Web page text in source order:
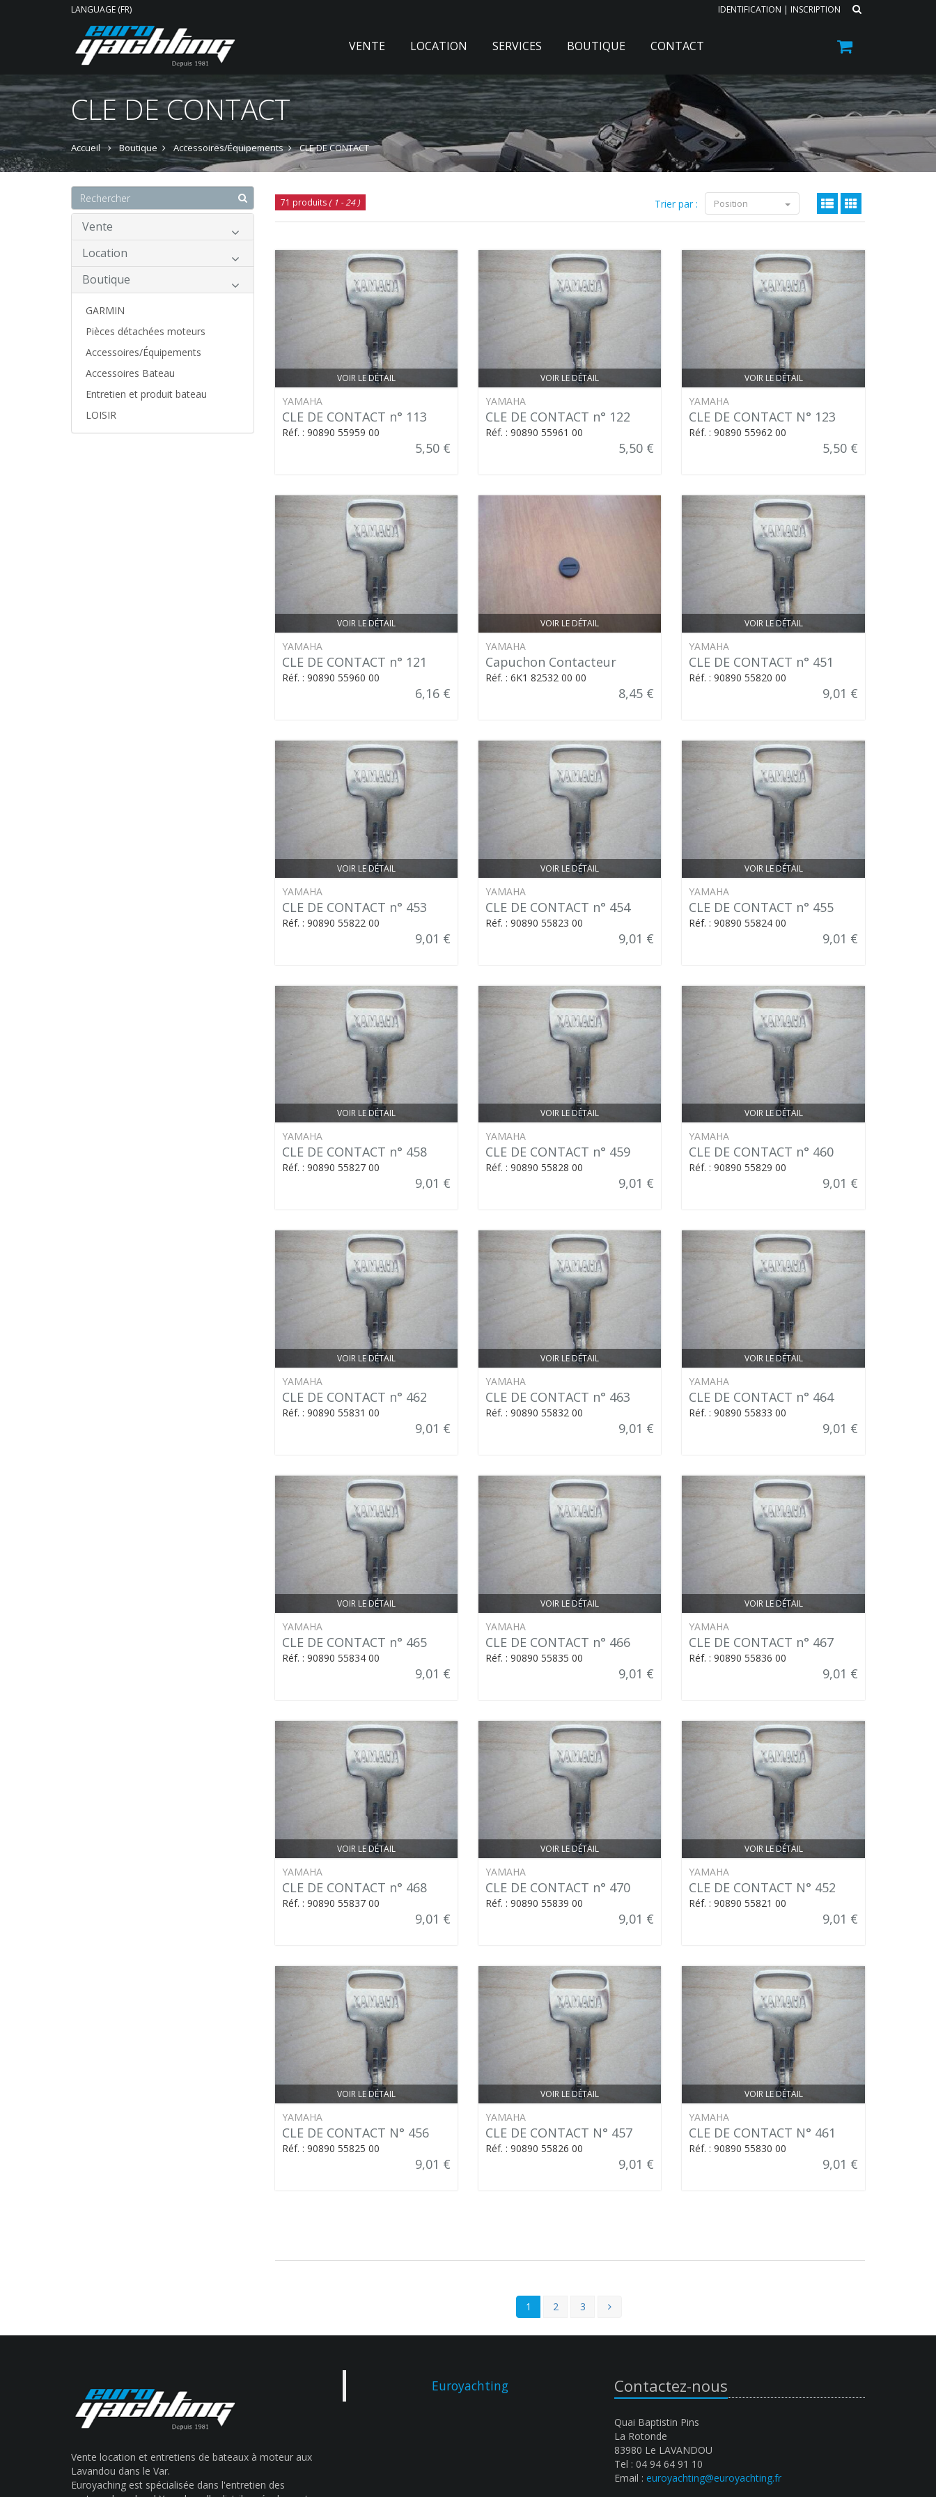
LANGUAGE (FR) IDENTIFICATION | INSCRIPTION
VENTE LOCATION SERVICES BOUTIQUE CONTACT
CLE DE CONTACT
Accueil Boutique Accessoires/Équipements CLE DE CONTACT
Vente
Location
Boutique
GARMIN
Pièces détachées moteurs
Accessoires/Équipements
Accessoires Bateau
Entretien et produit bateau
LOISIR
71 produits ( 1 - 24 ) Trier par : Position
VOIR LE DÉTAIL
YAMAHA
CLE DE CONTACT n° 113
Réf. : 90890 55959 00
5,50 €
VOIR LE DÉTAIL
YAMAHA
CLE DE CONTACT n° 122
Réf. : 90890 55961 00
5,50 €
VOIR LE DÉTAIL
YAMAHA
CLE DE CONTACT N° 123
Réf. : 90890 55962 00
5,50 €
VOIR LE DÉTAIL
YAMAHA
CLE DE CONTACT n° 121
Réf. : 90890 55960 00
6,16 €
VOIR LE DÉTAIL
YAMAHA
Capuchon Contacteur
Réf. : 6K1 82532 00 00
8,45 €
VOIR LE DÉTAIL
YAMAHA
CLE DE CONTACT n° 451
Réf. : 90890 55820 00
9,01 €
VOIR LE DÉTAIL
YAMAHA
CLE DE CONTACT n° 453
Réf. : 90890 55822 00
9,01 €
VOIR LE DÉTAIL
YAMAHA
CLE DE CONTACT n° 454
Réf. : 90890 55823 00
9,01 €
VOIR LE DÉTAIL
YAMAHA
CLE DE CONTACT n° 455
Réf. : 90890 55824 00
9,01 €
VOIR LE DÉTAIL
YAMAHA
CLE DE CONTACT n° 458
Réf. : 90890 55827 00
9,01 €
VOIR LE DÉTAIL
YAMAHA
CLE DE CONTACT n° 459
Réf. : 90890 55828 00
9,01 €
VOIR LE DÉTAIL
YAMAHA
CLE DE CONTACT n° 460
Réf. : 90890 55829 00
9,01 €
VOIR LE DÉTAIL
YAMAHA
CLE DE CONTACT n° 462
Réf. : 90890 55831 00
9,01 €
VOIR LE DÉTAIL
YAMAHA
CLE DE CONTACT n° 463
Réf. : 90890 55832 00
9,01 €
VOIR LE DÉTAIL
YAMAHA
CLE DE CONTACT n° 464
Réf. : 90890 55833 00
9,01 €
VOIR LE DÉTAIL
YAMAHA
CLE DE CONTACT n° 465
Réf. : 90890 55834 00
9,01 €
VOIR LE DÉTAIL
YAMAHA
CLE DE CONTACT n° 466
Réf. : 90890 55835 00
9,01 €
VOIR LE DÉTAIL
YAMAHA
CLE DE CONTACT n° 467
Réf. : 90890 55836 00
9,01 €
VOIR LE DÉTAIL
YAMAHA
CLE DE CONTACT n° 468
Réf. : 90890 55837 00
9,01 €
VOIR LE DÉTAIL
YAMAHA
CLE DE CONTACT n° 470
Réf. : 90890 55839 00
9,01 €
VOIR LE DÉTAIL
YAMAHA
CLE DE CONTACT N° 452
Réf. : 90890 55821 00
9,01 €
VOIR LE DÉTAIL
YAMAHA
CLE DE CONTACT N° 456
Réf. : 90890 55825 00
9,01 €
VOIR LE DÉTAIL
YAMAHA
CLE DE CONTACT N° 457
Réf. : 90890 55826 00
9,01 €
VOIR LE DÉTAIL
YAMAHA
CLE DE CONTACT N° 461
Réf. : 90890 55830 00
9,01 €
1 2 3
Vente location et entretiens de bateaux à moteur aux
Lavandou dans le Var.
Euroyaching est spécialisée dans l'entretien des
Euroyachting Contactez-nous
Quai Baptistin Pins
La Rotonde
83980 Le LAVANDOU
Tel : 04 94 64 91 10
Email : euroyachting@euroyachting.fr